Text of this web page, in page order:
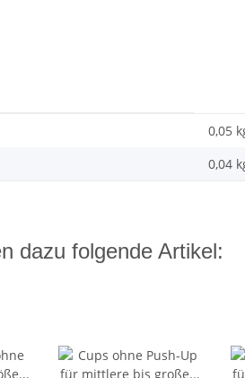
0,05
0,04
dazu folgende Artikel: